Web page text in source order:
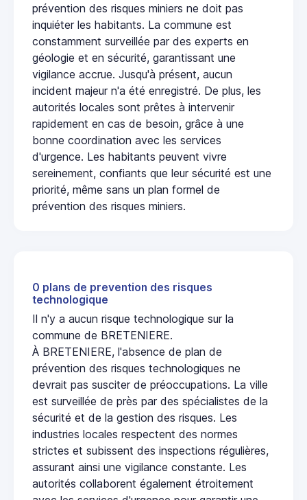
prévention des risques miniers ne doit pas
inquiéter les habitants. La commune est
constamment surveillée par des experts en
géologie et en sécurité, garantissant une
vigilance accrue. Jusqu'à présent, aucun
incident majeur n'a été enregistré. De plus, les
autorités locales sont prêtes à intervenir
rapidement en cas de besoin, grâce à une
bonne coordination avec les services
d'urgence. Les habitants peuvent vivre
sereinement, confiants que leur sécurité est une
priorité, même sans un plan formel de
prévention des risques miniers.
0 plans de prevention des risques
technologique
Il n'y a aucun risque technologique sur la
commune de BRETENIERE.
À BRETENIERE, l'absence de plan de
prévention des risques technologiques ne
devrait pas susciter de préoccupations. La ville
est surveillée de près par des spécialistes de la
sécurité et de la gestion des risques. Les
industries locales respectent des normes
strictes et subissent des inspections régulières,
assurant ainsi une vigilance constante. Les
autorités collaborent également étroitement